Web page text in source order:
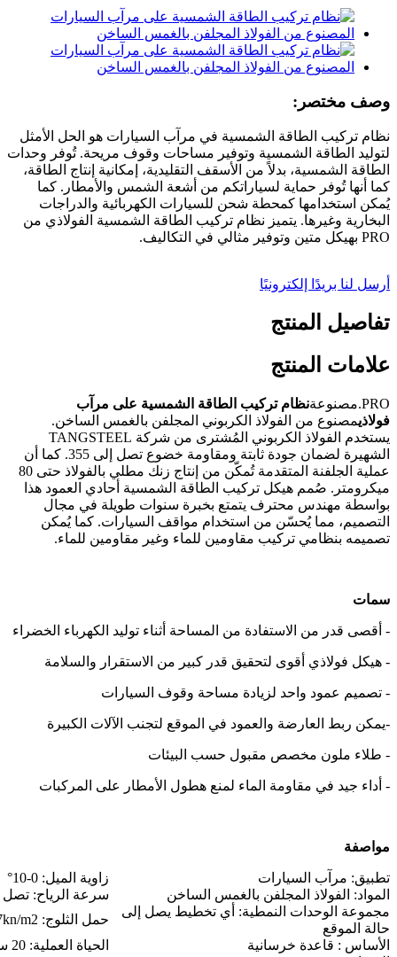
وصف مختصر:
نظام تركيب الطاقة الشمسية في مرآب السيارات هو الحل الأمثل
لتوليد الطاقة الشمسية وتوفير مساحات وقوف مريحة. تُوفر وحدات
الطاقة الشمسية، بدلاً من الأسقف التقليدية، إمكانية إنتاج الطاقة،
كما أنها تُوفر حماية لسياراتكم من أشعة الشمس والأمطار. كما
يُمكن استخدامها كمحطة شحن للسيارات الكهربائية والدراجات
البخارية وغيرها. يتميز نظام تركيب الطاقة الشمسية الفولاذي من
PRO بهيكل متين وتوفير مثالي في التكاليف.
أرسل لنا بريدًا إلكترونيًا
تفاصيل المنتج
علامات المنتج
PRO.مصنوعة
نظام تركيب الطاقة الشمسية على مرآب
فولاذيمصنوع من الفولاذ الكربوني المجلفن بالغمس الساخن.
يستخدم الفولاذ الكربوني المُشترى من شركة TANGSTEEL
الشهيرة لضمان جودة ثابتة ومقاومة خضوع تصل إلى 355. كما أن
عملية الجلفنة المتقدمة تُمكّن من إنتاج زنك مطلي بالفولاذ حتى 80
ميكرومتر. صُمم هيكل تركيب الطاقة الشمسية أحادي العمود هذا
بواسطة مهندس محترف يتمتع بخبرة سنوات طويلة في مجال
التصميم، مما يُحسّن من استخدام مواقف السيارات. كما يُمكن
تصميمه بنظامي تركيب مقاومين للماء وغير مقاومين للماء.
سمات
- أقصى قدر من الاستفادة من المساحة أثناء توليد الكهرباء الخضراء
- هيكل فولاذي أقوى لتحقيق قدر كبير من الاستقرار والسلامة
- تصميم عمود واحد لزيادة مساحة وقوف السيارات
-يمكن ربط العارضة والعمود في الموقع لتجنب الآلات الكبيرة
- طلاء ملون مخصص مقبول حسب البيئات
- أداء جيد في مقاومة الماء لمنع هطول الأمطار على المركبات
مواصفة
تطبيق: مرآب السيارات
زاوية الميل: 0-10°
المواد: الفولاذ المجلفن بالغمس الساخن
سرعة الرياح: تصل إلى 42
مجموعة الوحدات النمطية: أي تخطيط يصل إلى
حالة الموقع
حمل الثلوج: 0.7kn/m2
الأساس : قاعدة خرسانية
الحياة العملية: 20 سنة